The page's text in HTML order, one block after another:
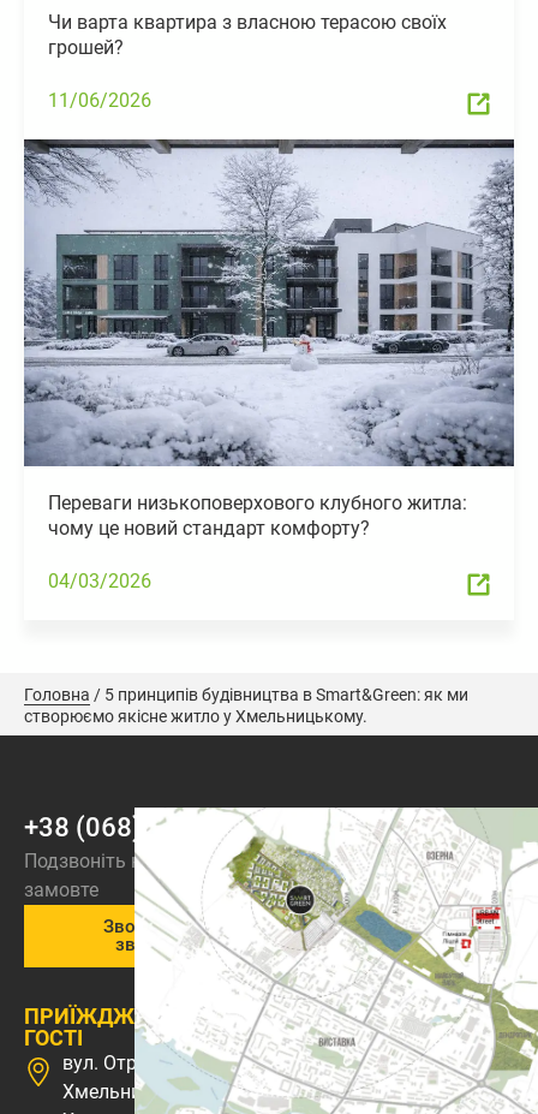
Чи варта квартира з власною терасою своїх
грошей?
11/06/2026
Переваги низькоповерхового клубного житла:
чому це новий стандарт комфорту?
04/03/2026
Головна / 5 принципів будівництва в Smart&Green: як ми
створюємо якісне житло у Хмельницькому.
+38 (068) 973-44-44
Подзвоніть нам або
замовте
Зворотній
зв’язок
ПРИЇЖДЖАЙТЕ В
ГОСТІ
вул. Отрадна 1, м.
Хмельницький,